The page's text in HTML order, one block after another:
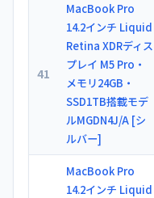
41
MacBook Pro
14.2インチ Liquid
Retina XDRディス
プレイ M5 Pro・
メモリ24GB・
SSD1TB搭載モデ
ルMGDN4J/A [シ
ルバー]
MacBook Pro
14.2インチ Liquid